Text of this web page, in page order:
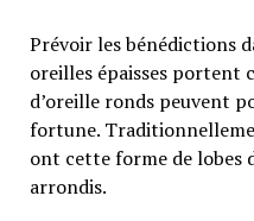
Prévoir les bénédictions
oreilles épaisses portent
d’oreille ronds peuvent
fortune.
ont cette forme de lobes
arrondis.